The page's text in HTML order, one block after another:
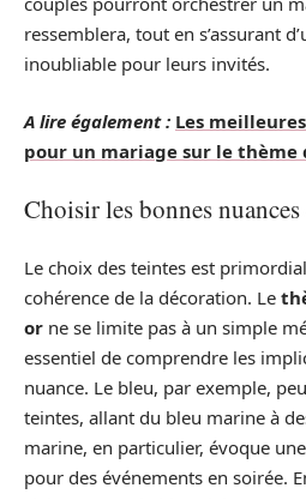
ressemblera, tout en s’assurant
inoubliable pour leurs invités.
A lire également : Les
pour un mariage sur le thème
Choisir les bonnes
Le choix des teintes est
cohérence de la décoration. Le
or ne se limite pas à un simple
essentiel de comprendre les
nuance. Le bleu, par exemple,
teintes, allant du bleu marine à
marine, en particulier, évoque
pour des événements en soirée.